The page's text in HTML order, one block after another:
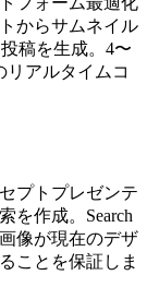
からサムネイル
稿を生成。4〜
アルタイムコ
プトプレゼンテ
を作成。Search
像が現在のデザ
ことを保証しま